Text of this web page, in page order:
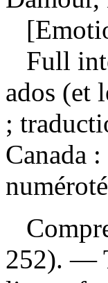
Full
ados (et
;
Canada
252). —